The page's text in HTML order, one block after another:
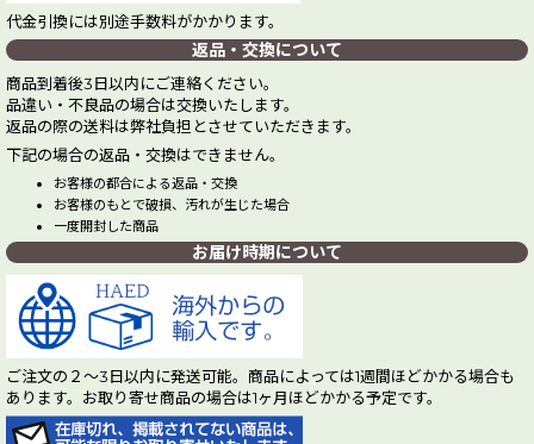
代金引換には別途手数料がかかります。
返品・交換について
商品到着後3日以内にご連絡ください。
品違い・不良品の場合は交換いたします。
返品の際の送料は弊社負担とさせていただきます。
下記の場合の返品・交換はできません。
お客様の都合による返品・交換
お客様のもとで破損、汚れが生じた場合
一度開封した商品
お届け時期について
ご注文の２～3日以内に発送可能。商品によっては1週間ほどかかる場合も
あります。お取り寄せ商品の場合は1ヶ月ほどかかる予定です。